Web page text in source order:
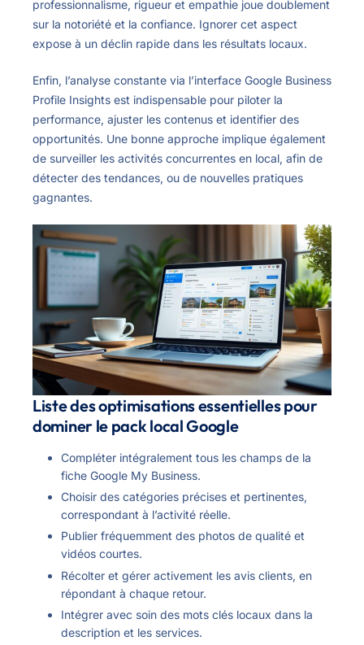
professionnalisme, rigueur et empathie joue doublement
sur la notoriété et la confiance. Ignorer cet aspect
expose à un déclin rapide dans les résultats locaux.
Enfin, l’analyse constante via l’interface Google Business
Profile Insights est indispensable pour piloter la
performance, ajuster les contenus et identifier des
opportunités. Une bonne approche implique également
de surveiller les activités concurrentes en local, afin de
détecter des tendances, ou de nouvelles pratiques
gagnantes.
Liste des optimisations essentielles pour
dominer le pack local Google
Compléter intégralement tous les champs de la
fiche Google My Business.
Choisir des catégories précises et pertinentes,
correspondant à l’activité réelle.
Publier fréquemment des photos de qualité et
vidéos courtes.
Récolter et gérer activement les avis clients, en
répondant à chaque retour.
Intégrer avec soin des mots clés locaux dans la
description et les services.